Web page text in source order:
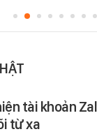
tài khoản
từ xa